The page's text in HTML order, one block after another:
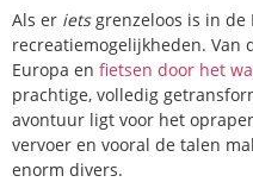
Als er ietsgrenzeloos is in de
recreatiemogelijkheden. Van
Europa en fietsen door het
prachtige, volledig
avontuur ligt voor het
vervoer en vooral de talen
enorm divers.